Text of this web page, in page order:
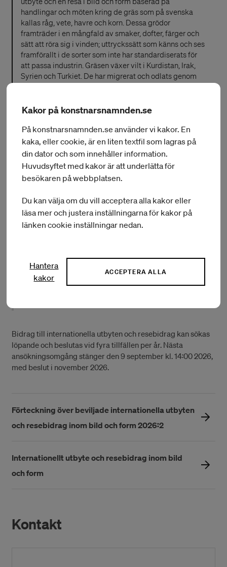
handlingar och möten kring de gräs som på svenska
kallas råg, vete, havre och korn. Dessa grödor
framträder i en mångfald av smaker, dofter, färger och
sätt att röra sig i vinden; uttryckssätt som känns och ses
framförallt i de sorter som inte har standardiserats för
att passa industrin. Gräsen växer vilt i Kurdistan, Irak,
Syrien och Turkiet. De har migrerat och odlats genom
Foto: Robin Rådeman
Bidrag till internationella utbyten och resebidrag kan sökas
löpande och beslutas vid fyra tillfällen per år. Nästa
ansökningsomgång stänger den 9 september kl. 14:00 2026,
med beslut i november 2026.
Förteckning över beviljade internationella utbyten
och resebidrag inom bild och form 2026:2
Internationellt utbyte och resebidrag inom bild
och form
Kontakt
Kakor på konstnarsnamnden.se
På konstnarsnamnden.se använder vi kakor. En
kaka, eller cookie, är en liten textfil som lagras på
din dator och som innehåller information.
Huvudsyftet med kakor är att underlätta för
besökaren på webbplatsen.
Du kan välja om du vill acceptera alla kakor eller
läsa mer och justera inställningarna för kakor på
länken cookie inställningar nedan.
Hantera
kakor
ACCEPTERA ALLA